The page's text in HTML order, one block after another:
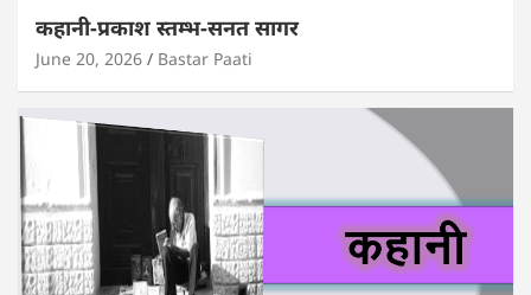
कहानी-प्रकाश स्तम्भ-सनत सागर
June 20, 2026 Bastar Paati